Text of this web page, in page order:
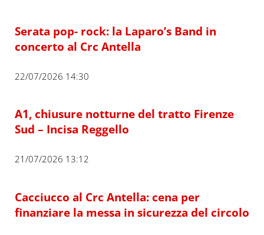
Serata pop- rock: la Laparo’s Band in
concerto al Crc Antella
22/07/2026 14:30
A1, chiusure notturne del tratto Firenze
Sud – Incisa Reggello
21/07/2026 13:12
Cacciucco al Crc Antella: cena per
finanziare la messa in sicurezza del circolo